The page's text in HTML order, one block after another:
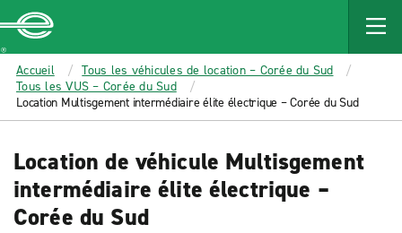
MAIN
CONTENT
Enterprise
Accueil
Tous les véhicules de location – Corée du Sud
Tous les VUS – Corée du Sud
Location Multisgement intermédiaire élite électrique – Corée du Sud
Location de véhicule Multisgement
intermédiaire élite électrique –
Corée du Sud